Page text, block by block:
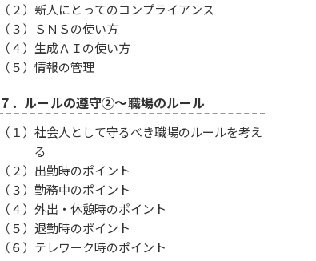
（２）新人にとってのコンプライアンス
（３）ＳＮＳの使い方
（４）生成ＡＩの使い方
（５）情報の管理
７．ルールの遵守②～職場のルール
（１）社会人として守るべき職場のルールを考え
る
（２）出勤時のポイント
（３）勤務中のポイント
（４）外出・休憩時のポイント
（５）退勤時のポイント
（６）テレワーク時のポイント